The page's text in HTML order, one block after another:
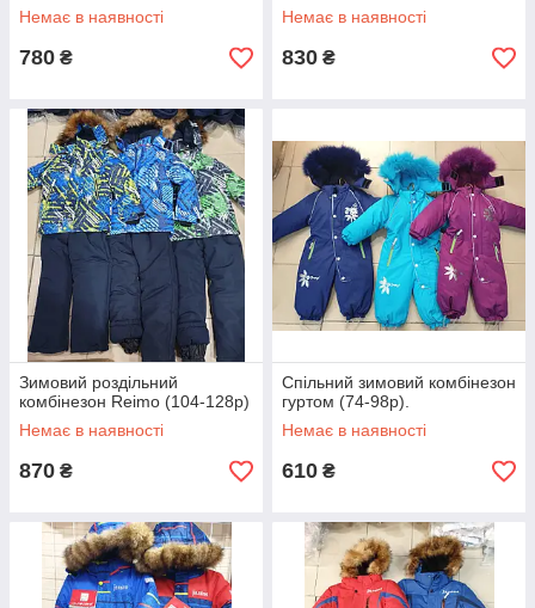
Немає в наявності
780 ₴
Немає в наявності
830 ₴
Зимовий роздільний
комбінезон Reimo (104-128р)
Немає в наявності
870 ₴
Спільний зимовий комбінезон
гуртом (74-98р).
Немає в наявності
610 ₴